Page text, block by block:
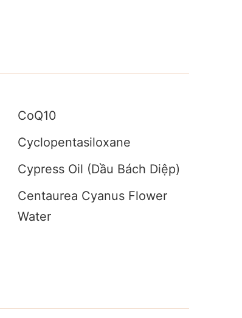
CoQ10
Cyclopentasiloxane
Cypress Oil (Dầu Bách Diệp)
Centaurea Cyanus Flower
Water